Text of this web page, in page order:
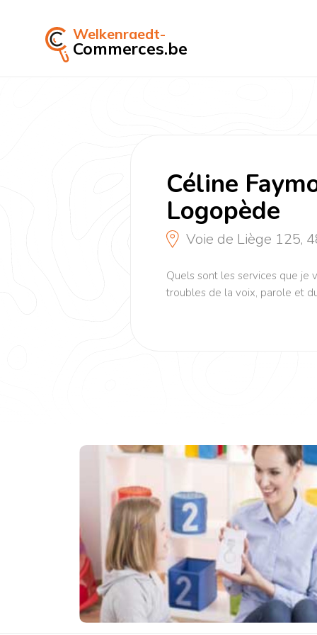
Welkenraedt-
Commerces.be
Céline
Logopède
Voie de Liège 125,
Quels sont les services que je
troubles de la voix, parole et